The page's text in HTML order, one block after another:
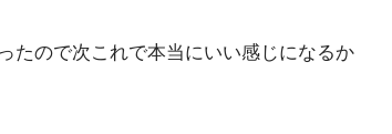
たので次これで本当にいい感じになるか